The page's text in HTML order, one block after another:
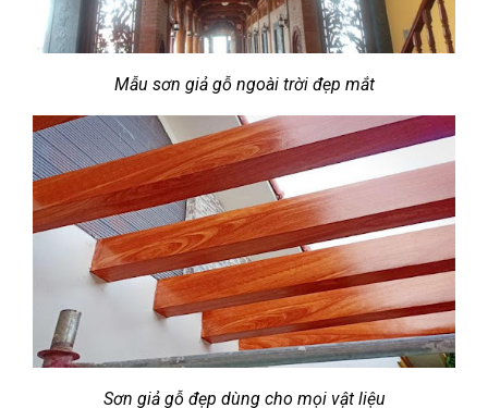
Mẫu sơn giả gỗ ngoài trời đẹp mắt
Sơn giả gỗ đẹp dùng cho mọi vật liệu